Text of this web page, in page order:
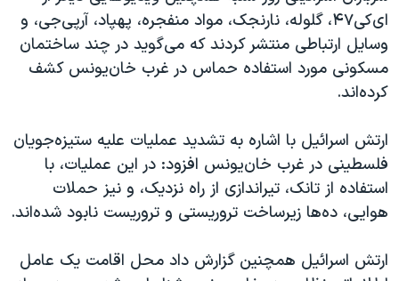
ای‌کی۴۷، گلوله، نارنجک، مواد منفجره، پهپاد، آرپی‌جی، و
وسایل ارتباطی منتشر کردند که می‌گوید در چند ساختمان
مسکونی مورد استفاده حماس در غرب خان‌یونس کشف
کرده‌اند.
ارتش اسرائیل با اشاره به تشدید عملیات علیه ستیزه‌جویان
فلسطینی در غرب خان‌یونس افزود: در این عملیات، با
استفاده از تانک، تیراندازی از راه نزدیک، و نیز حملات
هوایی، ده‌ها زیرساخت تروریستی و تروریست نابود شده‌اند.
ارتش اسرائیل همچنین گزارش داد محل اقامت یک عامل